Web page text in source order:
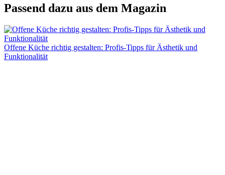
Passend dazu aus dem Magazin
Offene Küche richtig gestalten: Profis-Tipps für Ästhetik und
Funktionalität